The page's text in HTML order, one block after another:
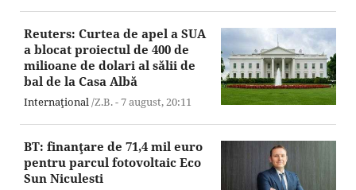
Reuters: Curtea de apel a SUA
a blocat proiectul de 400 de
milioane de dolari al sălii de
bal de la Casa Albă
Internaţional/Z.B. -7 august,20:11
BT: finanţare de 71,4 mil euro
pentru parcul fotovoltaic Eco
Sun Niculesti